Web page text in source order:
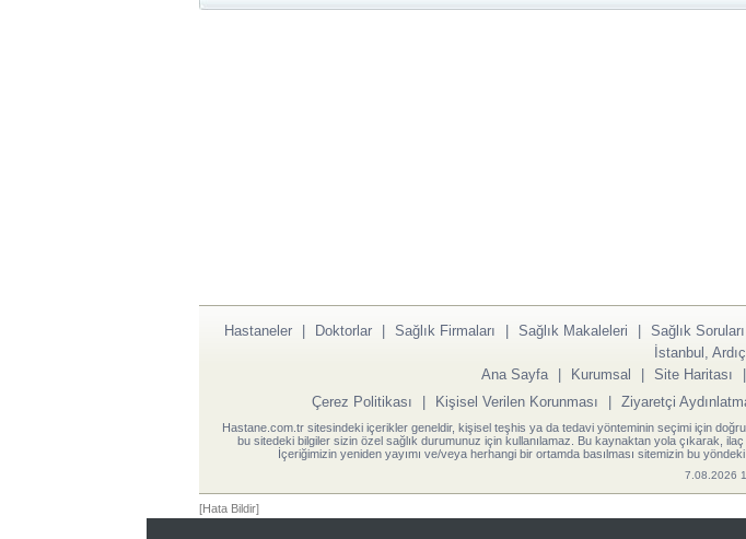
Hastaneler | Doktorlar | Sağlık Firmaları | Sağlık Makaleleri | Sağlık Soruları
İstanbul,
Ana Sayfa
| Kurumsal | Site Haritası |
Çerez Politikası
| Kişisel Verilen Korunması | Ziyaretçi
Hastane.com.tr sitesindeki içerikler geneldir, kişisel teşhis ya da tedavi yönteminin seçimi için
bu sitedeki bilgiler sizin özel sağlık durumunuz için kullanılamaz. Bu kaynaktan yola çıkarak,
İçeriğimizin yeniden yayımı ve/veya herhangi bir ortamda basılması sitemizin bu
7.08.2026
[Hata Bildir]